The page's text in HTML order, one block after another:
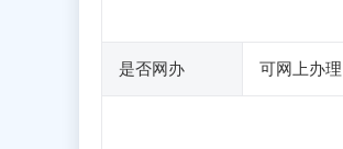
是否网办 可网上办理